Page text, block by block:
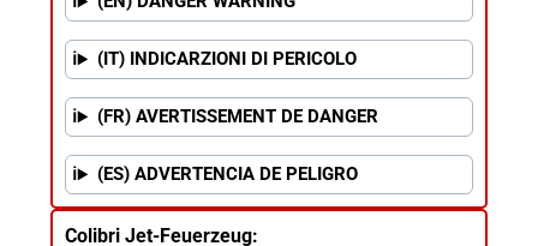
(IT) INDICARZIONI DI PERICOLO
(FR) AVERTISSEMENT DE DANGER
(ES) ADVERTENCIA DE PELIGRO
Colibri Jet-Feuerzeug: